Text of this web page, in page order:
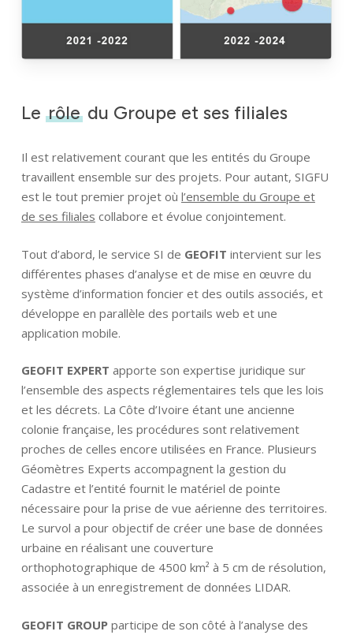
Le rôledu Groupe et ses filiales
Il est relativement courant que les entités du Groupe
travaillent ensemble sur des projets. Pour autant, SIGFU
est le tout premier projet où l’ensemble du Groupe et
de ses filiales collabore et évolue conjointement.
Tout d’abord, le service SI de GEOFIT intervient sur les
différentes phases d’analyse et de mise en œuvre du
système d’information foncier et des outils associés, et
développe en parallèle des portails web et une
application mobile.
GEOFIT EXPERT apporte son expertise juridique sur
l’ensemble des aspects réglementaires tels que les lois
et les décrets. La Côte d’Ivoire étant une ancienne
colonie française, les procédures sont relativement
proches de celles encore utilisées en France. Plusieurs
Géomètres Experts accompagnent la gestion du
Cadastre et l’entité fournit le matériel de pointe
nécessaire pour la prise de vue aérienne des territoires.
Le survol a pour objectif de créer une base de données
urbaine en réalisant une couverture
orthophotographique de 4500 km² à 5 cm de résolution,
associée à un enregistrement de données LIDAR.
GEOFIT GROUPparticipe de son côté à l’analyse des